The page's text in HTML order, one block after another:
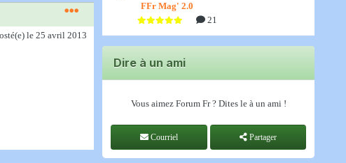
le 25 avril 2013
FFr Mag' 2.0
21
Dire à un ami
Vous aimez Forum Fr ? Dites le à un ami !
Courriel Partager